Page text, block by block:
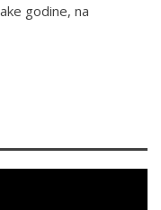
godine, na